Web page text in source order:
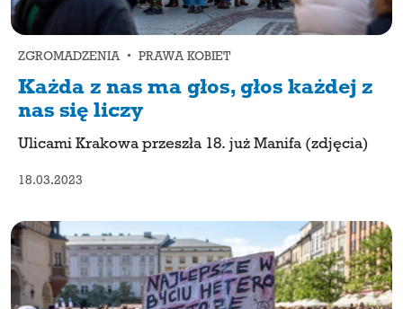
ZGROMADZENIA • PRAWA KOBIET
Każda z nas ma głos, głos każdej z
nas się liczy
Ulicami Krakowa przeszła 18. już Manifa (zdjęcia)
18.03.2023